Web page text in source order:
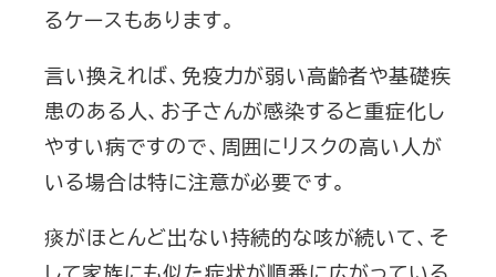
るケースもあります。
言い換えれば、免疫力が弱い高齢者や基礎疾
患のある人、お子さんが感染すると重症化し
やすい病ですので、周囲にリスクの高い人が
いる場合は特に注意が必要です。
痰がほとんど出ない持続的な咳が続いて、そ